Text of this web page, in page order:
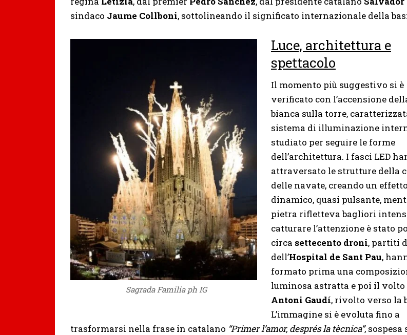
sindaco Jaume Collboni, sottolineando il significato internazionale della
Sagrada Familia ph IG
Luce, architettura e
spettacolo
Il momento più suggestivo si è
verificato con l’accensione
bianca sulla torre,
sistema di illuminazione
studiato per seguire le forme
dell’architettura. I fasci LED
attraversato le strutture della
delle navate, creando un
dinamico, quasi pulsante,
pietra rifletteva bagliori
catturare l’attenzione è stato
circa settecento droni, partiti
dell’Hospital de Sant Pau,
formato prima una
luminosa astratta e poi il volto
Antoni Gaudí, rivolto verso la
L’immagine si è evoluta fino a
trasformarsi nella frase in catalano “Primer l’amor, després la tècnica”, sospesa